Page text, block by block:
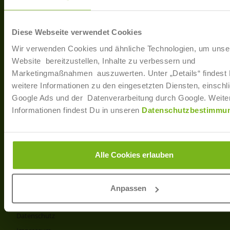
Diese Webseite verwendet Cookies
Wir verwenden Cookies und ähnliche Technologien, um
Website bereitzustellen, Inhalte zu verbessern und
Marketingmaßnahmen auszuwerten. Unter „Details“ findest
weitere Informationen zu den eingesetzten Diensten,
Google Ads und der Datenverarbeitung durch Google.
Informationen findest Du in unseren
Alle Cookies erlauben
Anpassen
40233 Düsseldorf
T: +49 (0)211 / 866 68 - 13
E-Mail: info@joborama.de
Über Uns
Veranstaltungen
Ansprechpartner
Partner
Produkt- und Preisliste
Disclaimer